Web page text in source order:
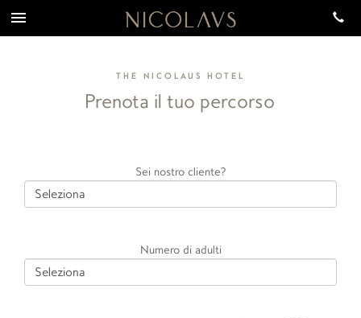
THE NICOLAUS HOTEL
Prenota il tuo percorso
Sei nostro cliente?
Numero di adulti